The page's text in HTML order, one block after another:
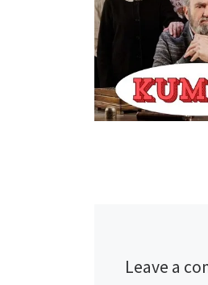
Leave a